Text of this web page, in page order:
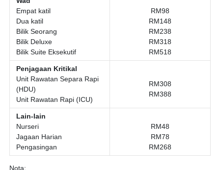
Empat katil
Dua katil
Bilik Seorang
Bilik Deluxe
Bilik Suite Eksekutif
RM98
RM148
RM238
RM318
RM518
Penjagaan Kritikal
Unit Rawatan Separa Rapi
(HDU)
Unit Rawatan Rapi (ICU)
RM308
RM388
Lain-lain
Nurseri
Jagaan Harian
Pengasingan
RM48
RM78
RM268
Nota: